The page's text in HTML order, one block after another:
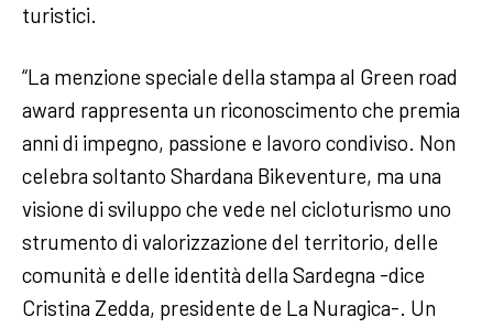
turistici.
“La menzione speciale della stampa al Green road
award rappresenta un riconoscimento che premia
anni di impegno, passione e lavoro condiviso. Non
celebra soltanto Shardana Bikeventure, ma una
visione di sviluppo che vede nel cicloturismo uno
strumento di valorizzazione del territorio, delle
comunità e delle identità della Sardegna -dice
Cristina Zedda, presidente de La Nuragica-. Un